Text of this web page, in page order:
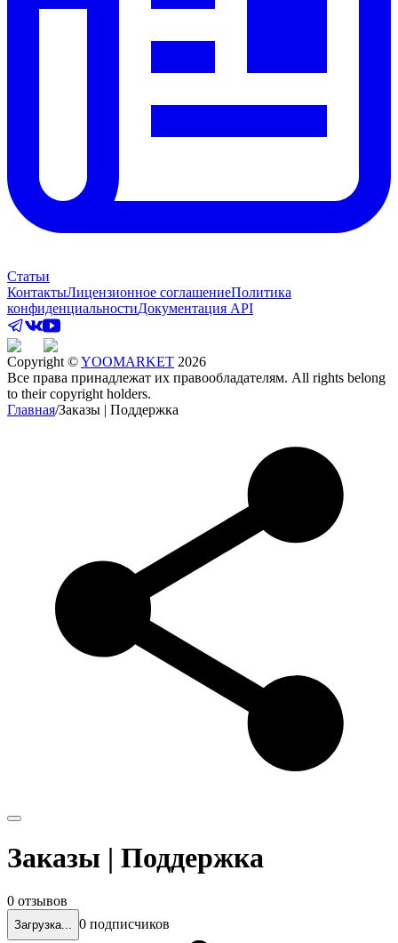
Статьи
КонтактыЛицензионное соглашениеПолитика
конфиденциальностиДокументация API
Copyright ©YOOMARKET 2026
Все права принадлежат их правообладателям. All rights belong
to their copyright holders.
Главная/Заказы | Поддержка
Заказы | Поддержка
0 отзывов
Загрузка... 0 подписчиков